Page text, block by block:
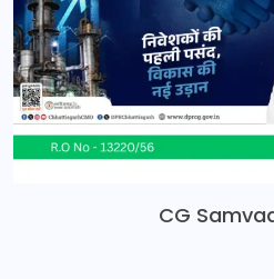
CG